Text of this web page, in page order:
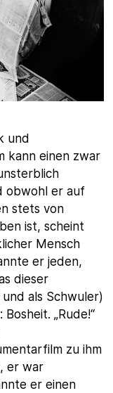
und
kann einen zwar
obwohl er auf
stets von
ist, scheint
Mensch
er jeden,
dieser
als Schwuler)
„Rude!“
zu ihm
er war
er einen